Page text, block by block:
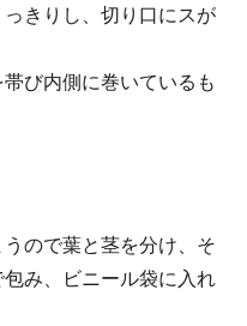
っきりし、切り口にスが
び内側に巻いているも
ので葉と茎を分け、そ
み、ビニール袋に入れ